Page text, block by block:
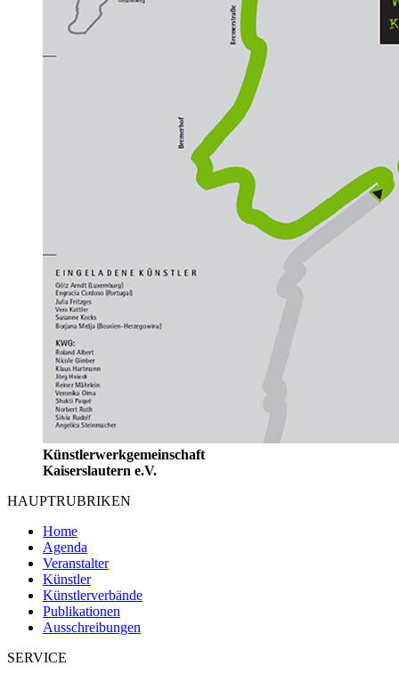
Künstlerwerkgemeinschaft
Kaiserslautern e.V.
HAUPTRUBRIKEN
Home
Agenda
Veranstalter
Künstler
Künstlerverbände
Publikationen
Ausschreibungen
SERVICE